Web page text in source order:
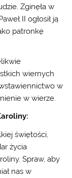
Zginęła w
II ogłosił ją
patronkę
wiernych
w
w wierze.
świętości,
życia
Spraw, aby
nas w